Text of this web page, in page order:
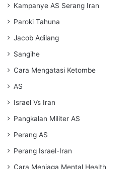
Kampanye AS Serang Iran
Paroki Tahuna
Jacob Adilang
Sangihe
Cara Mengatasi Ketombe
AS
Israel Vs Iran
Pangkalan Militer AS
Perang AS
Perang Israel-Iran
Cara Menjaga Mental Health